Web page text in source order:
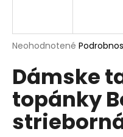
Priemerné
produktu
je
0,0
z
5
hviezdičiek.
Neohodnotené
Dámske
topánky
j
s
?